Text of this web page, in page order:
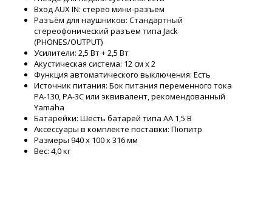
Вход AUX IN: стерео мини-разъем
Разъём для наушников: Стандартный
стереофонический разъем типа Jack
(PHONES/OUTPUT)
Усилители: 2,5 Вт + 2,5 Вт
Акустическая система: 12 см x 2
Функция автоматического выключения: Есть
Источник питания: Бок питания переменного тока
PA-130, PA-3C или эквивалент, рекомендованный
Yamaha
Батарейки: Шесть батарей типа АА 1,5 В
Аксессуары в комплекте поставки: Пюпитр
Размеры 940 х 100 х 316 мм
Вес: 4,0 кг